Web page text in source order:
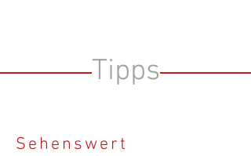
Tipps
Sehenswert